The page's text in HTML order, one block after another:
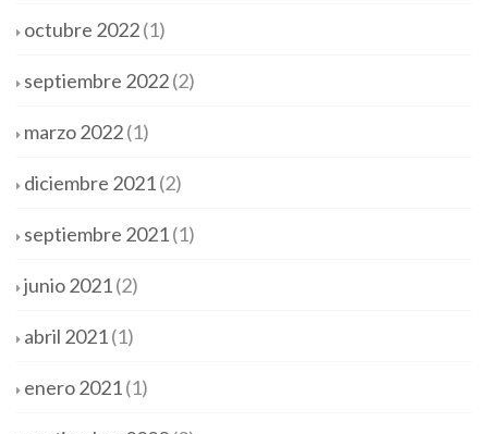
octubre 2022(1)
septiembre 2022(2)
marzo 2022(1)
diciembre 2021(2)
septiembre 2021(1)
junio 2021(2)
abril 2021(1)
enero 2021(1)